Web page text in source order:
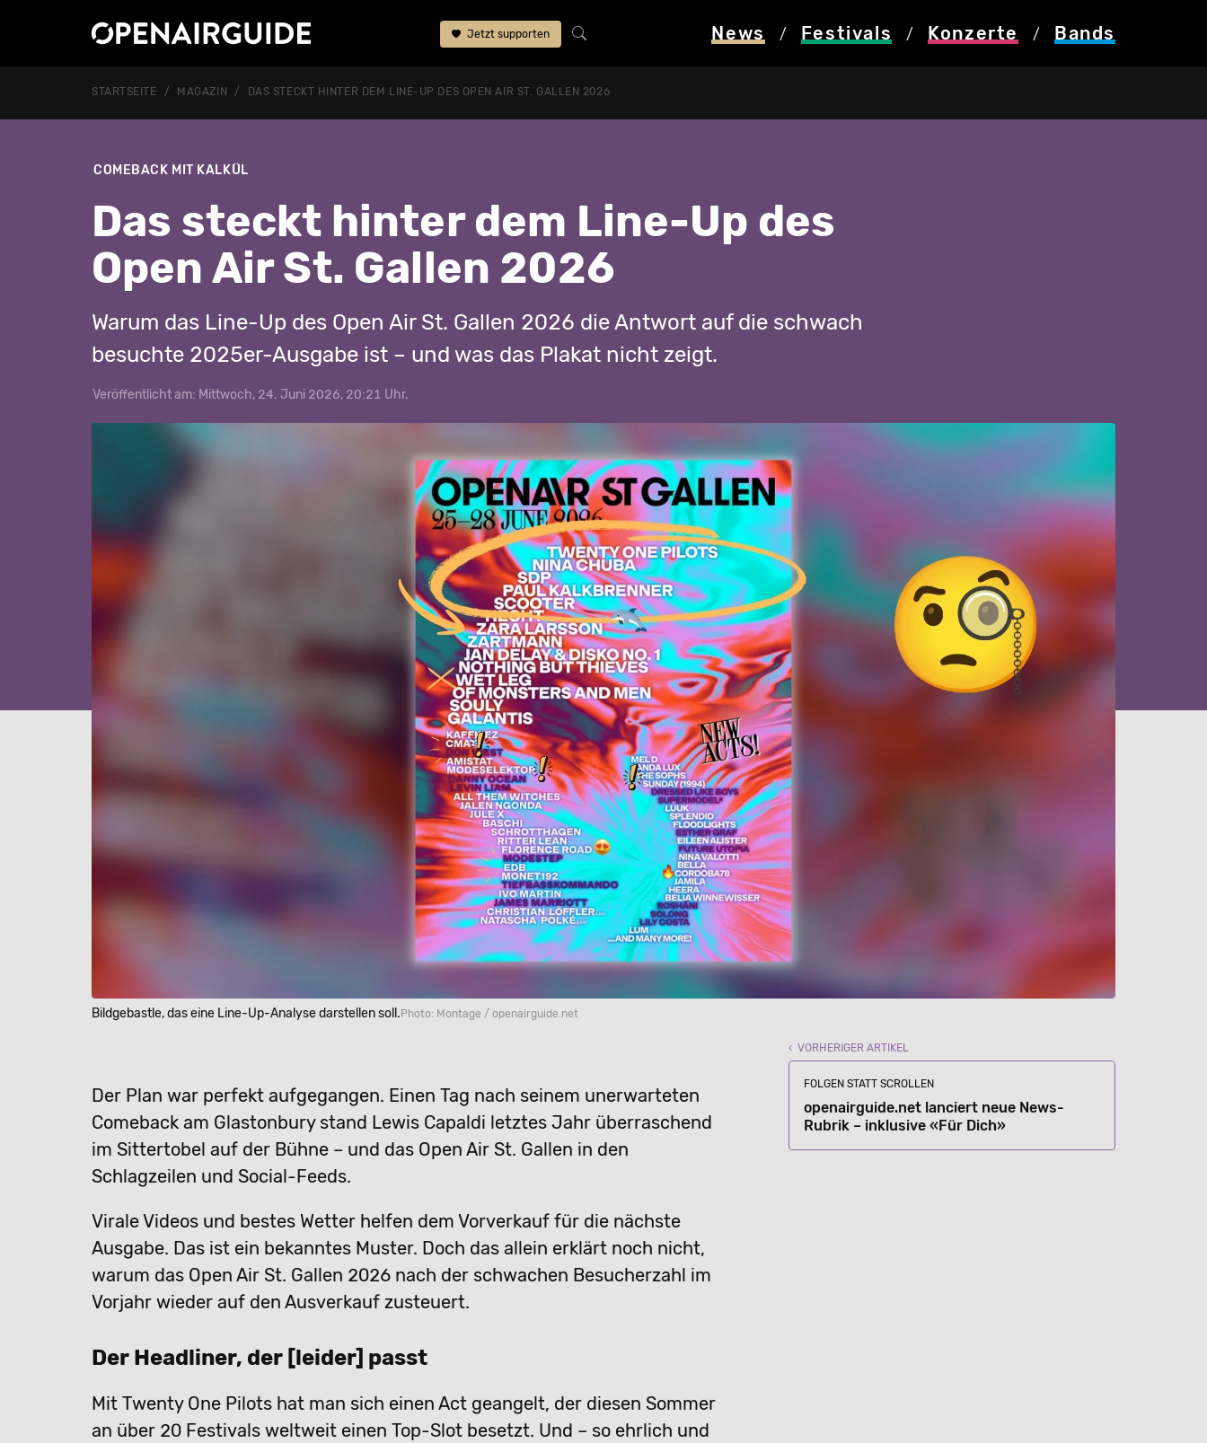
Jetzt supporten News / Festivals / Konzerte / Bands
STARTSEITE MAGAZIN DAS STECKT HINTER DEM LINE-UP DES OPEN AIR ST. GALLEN 2026
COMEBACK MIT KALKÜL
Das steckt hinter dem Line-Up des
Open Air St. Gallen 2026
Warum das Line-Up des Open Air St. Gallen 2026 die Antwort auf die schwach
besuchte 2025er-Ausgabe ist – und was das Plakat nicht zeigt.
Veröffentlicht am: Mittwoch, 24. Juni 2026, 20:21 Uhr.
Bildgebastle, das eine Line-Up-Analyse darstellen soll. Photo: Montage / openairguide.net
Der Plan war perfekt aufgegangen. Einen Tag nach seinem unerwarteten
Comeback am Glastonbury stand Lewis Capaldi letztes Jahr überraschend
im Sittertobel auf der Bühne – und das Open Air St. Gallen in den
Schlagzeilen und Social-Feeds.
Virale Videos und bestes Wetter helfen dem Vorverkauf für die nächste
Ausgabe. Das ist ein bekanntes Muster. Doch das allein erklärt noch nicht,
warum das Open Air St. Gallen 2026 nach der schwachen Besucherzahl im
Vorjahr wieder auf den Ausverkauf zusteuert.
Der Headliner, der [leider] passt
Mit Twenty One Pilots hat man sich einen Act geangelt, der diesen Sommer
an über 20 Festivals weltweit einen Top-Slot besetzt. Und – so ehrlich und
‹ VORHERIGER ARTIKEL
FOLGEN STATT SCROLLEN
openairguide.net lanciert neue News-
Rubrik – inklusive «Für Dich»